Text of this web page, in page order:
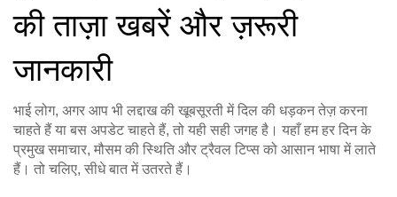
की ताज़ा खबरें और ज़रूरी
जानकारी
भाई लोग, अगर आप भी लद्दाख की खूबसूरती में दिल की धड़कन तेज़ करना
चाहते हैं या बस अपडेट चाहते हैं, तो यही सही जगह है। यहाँ हम हर दिन के
प्रमुख समाचार, मौसम की स्थिति और ट्रैवल टिप्स को आसान भाषा में लाते
हैं। तो चलिए, सीधे बात में उतरते हैं।